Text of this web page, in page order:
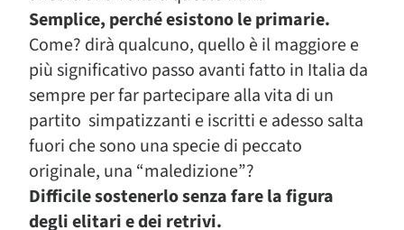
Semplice, perché esistono le primarie.
Come? dirà qualcuno, quello è il maggiore e
più significativo passo avanti fatto in Italia da
sempre per far partecipare alla vita di un
partito simpatizzanti e iscritti e adesso salta
fuori che sono una specie di peccato
originale, una “maledizione”?
Difficile sostenerlo senza fare la figura
degli elitari e dei retrivi.